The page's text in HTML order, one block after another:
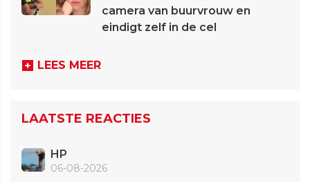
camera van buurvrouw en
eindigt zelf in de cel
LEES MEER
LAATSTE REACTIES
HP
06-08-2026